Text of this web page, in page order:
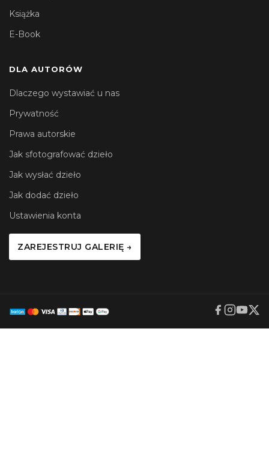
Książka
E-Book
DLA AUTORÓW
Dlaczego wystawiać u nas
Prywatność
Prawa autorskie
Jak sfotografować dzieło
Jak wysłać dzieło
Jak dodać dzieło
Ustawienia konta
ZAREJESTRUJ GALERIĘ →